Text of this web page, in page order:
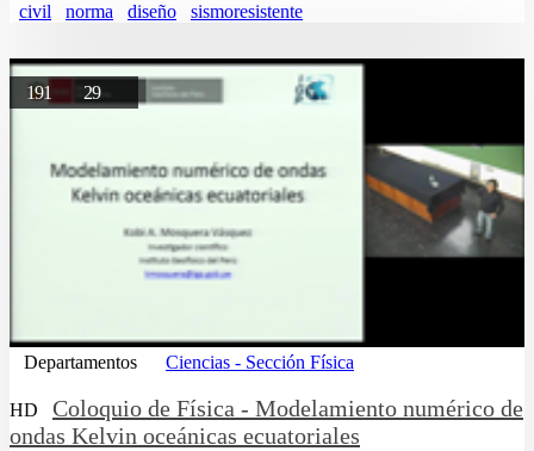
civil norma diseño sismoresistente
191 29
Departamentos Ciencias - Sección Física
HD
Coloquio de Física - Modelamiento numérico de
ondas Kelvin oceánicas ecuatoriales